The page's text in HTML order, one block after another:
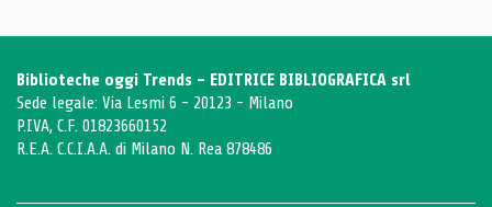
Biblioteche oggi Trends - EDITRICE BIBLIOGRAFICA srl
Sede legale: Via Lesmi 6 - 20123 - Milano
P.IVA, C.F. 01823660152
R.E.A. C.C.I.A.A. di Milano N. Rea 878486